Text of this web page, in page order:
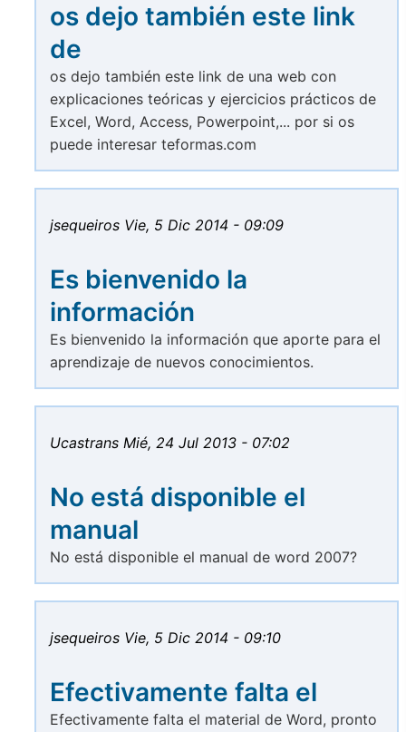
os dejo también este link
de
os dejo también este link de una web con
explicaciones teóricas y ejercicios prácticos de
Excel, Word, Access, Powerpoint,... por si os
puede interesar teformas.com
jsequeiros Vie, 5 Dic 2014 - 09:09
Es bienvenido la
información
Es bienvenido la información que aporte para el
aprendizaje de nuevos conocimientos.
Ucastrans Mié, 24 Jul 2013 - 07:02
No está disponible el
manual
No está disponible el manual de word 2007?
jsequeiros Vie, 5 Dic 2014 - 09:10
Efectivamente falta el
Efectivamente falta el material de Word, pronto